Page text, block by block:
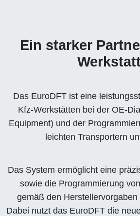
Ein starker
Das EuroDFT ist eine
Kfz-Werkstätten bei der OE-
Equipment) und der
leichten Transportern
Das System ermöglicht eine
sowie die Programmierung
gemäß den
Dabei nutzt das EuroDFT die